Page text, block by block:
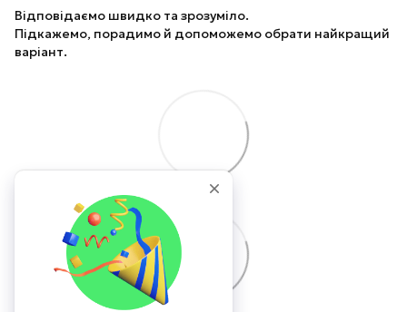
Відповідаємо швидко та зрозуміло.
Підкажемо, порадимо й допоможемо обрати найкращий
варіант.